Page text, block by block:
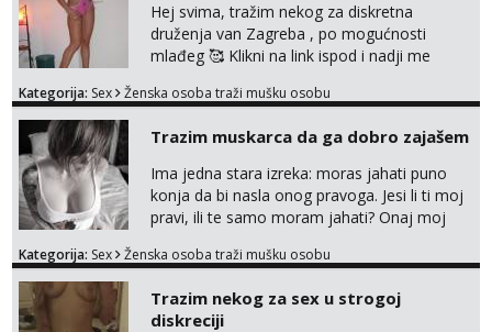
Hej svima, tražim nekog za diskretna
druženja van Zagreba , po mogućnosti
mlađeg 🥰 Klikni na link ispod i nadji me
Kategorija: Sex Ženska osoba traži mušku osobu
Trazim muskarca da ga dobro zajašem
Ima jedna stara izreka: moras jahati puno
konja da bi nasla onog pravoga. Jesi li ti moj
pravi, ili te samo moram jahati? Onaj moj
na sexdater link i javi mi se tamo....
Kategorija: Sex Ženska osoba traži mušku osobu
Trazim nekog za sex u strogoj
diskreciji